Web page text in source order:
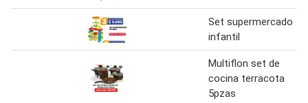
Set supermercado
infantil
Multiflon set de
cocina terracota
5pzas